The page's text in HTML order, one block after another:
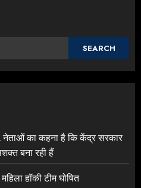
SEARCH
नेताओं का कहना है कि केंद्र सरकार
बना रही हैं
हॉकी टीम घोषित